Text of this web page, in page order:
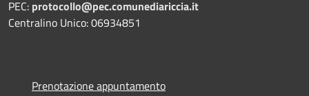
PEC: protocollo@pec.comunediariccia.it
Centralino Unico: 06934851
Prenotazione appuntamento